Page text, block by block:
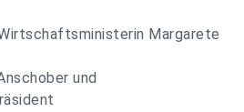
Margarete
und